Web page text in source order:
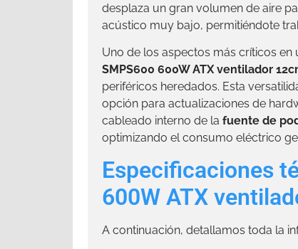
desplaza un gran volumen de aire
acústico muy bajo, permitiéndote
Uno de los aspectos más críticos en
SMPS600 600W ATX ventilador
periféricos heredados. Esta
opción para actualizaciones de
cableado interno de la fuente de
optimizando el consumo eléctrico
Especificaciones
600W ATX
A continuación, detallamos toda la